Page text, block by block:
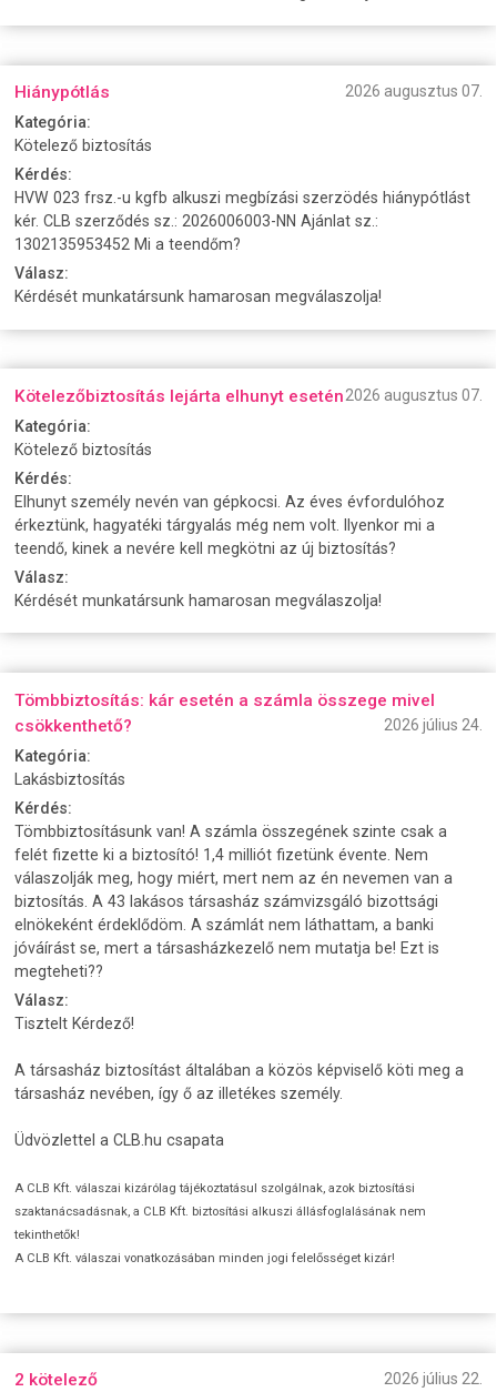
Hiánypótlás
2026 augusztus 07.
Kategória:
Kötelező biztosítás
Kérdés:
HVW 023 frsz.-u kgfb alkuszi megbízási szerzödés hiánypótlást
kér. CLB szerződés sz.: 2026006003-NN Ajánlat sz.:
1302135953452 Mi a teendőm?
Válasz:
Kérdését munkatársunk hamarosan megválaszolja!
Kötelezőbiztosítás lejárta elhunyt esetén2026 augusztus 07.
Kategória:
Kötelező biztosítás
Kérdés:
Elhunyt személy nevén van gépkocsi. Az éves évfordulóhoz
érkeztünk, hagyatéki tárgyalás még nem volt. Ilyenkor mi a
teendő, kinek a nevére kell megkötni az új biztosítás?
Válasz:
Kérdését munkatársunk hamarosan megválaszolja!
Tömbbiztosítás: kár esetén a számla összege mivel
csökkenthető?
2026 július 24.
Kategória:
Lakásbiztosítás
Kérdés:
Tömbbiztosításunk van! A számla összegének szinte csak a
felét fizette ki a biztosító! 1,4 milliót fizetünk évente. Nem
válaszolják meg, hogy miért, mert nem az én nevemen van a
biztosítás. A 43 lakásos társasház számvizsgáló bizottsági
elnökeként érdeklődöm. A számlát nem láthattam, a banki
jóváírást se, mert a társasházkezelő nem mutatja be! Ezt is
megteheti??
Válasz:
Tisztelt Kérdező!
A társasház biztosítást általában a közös képviselő köti meg a
társasház nevében, így ő az illetékes személy.
Üdvözlettel a CLB.hu csapata
A CLB Kft. válaszai kizárólag tájékoztatásul szolgálnak, azok biztosítási
szaktanácsadásnak, a CLB Kft. biztosítási alkuszi állásfoglalásának nem
tekinthetők!
A CLB Kft. válaszai vonatkozásában minden jogi felelősséget kizár!
2 kötelező
2026 július 22.